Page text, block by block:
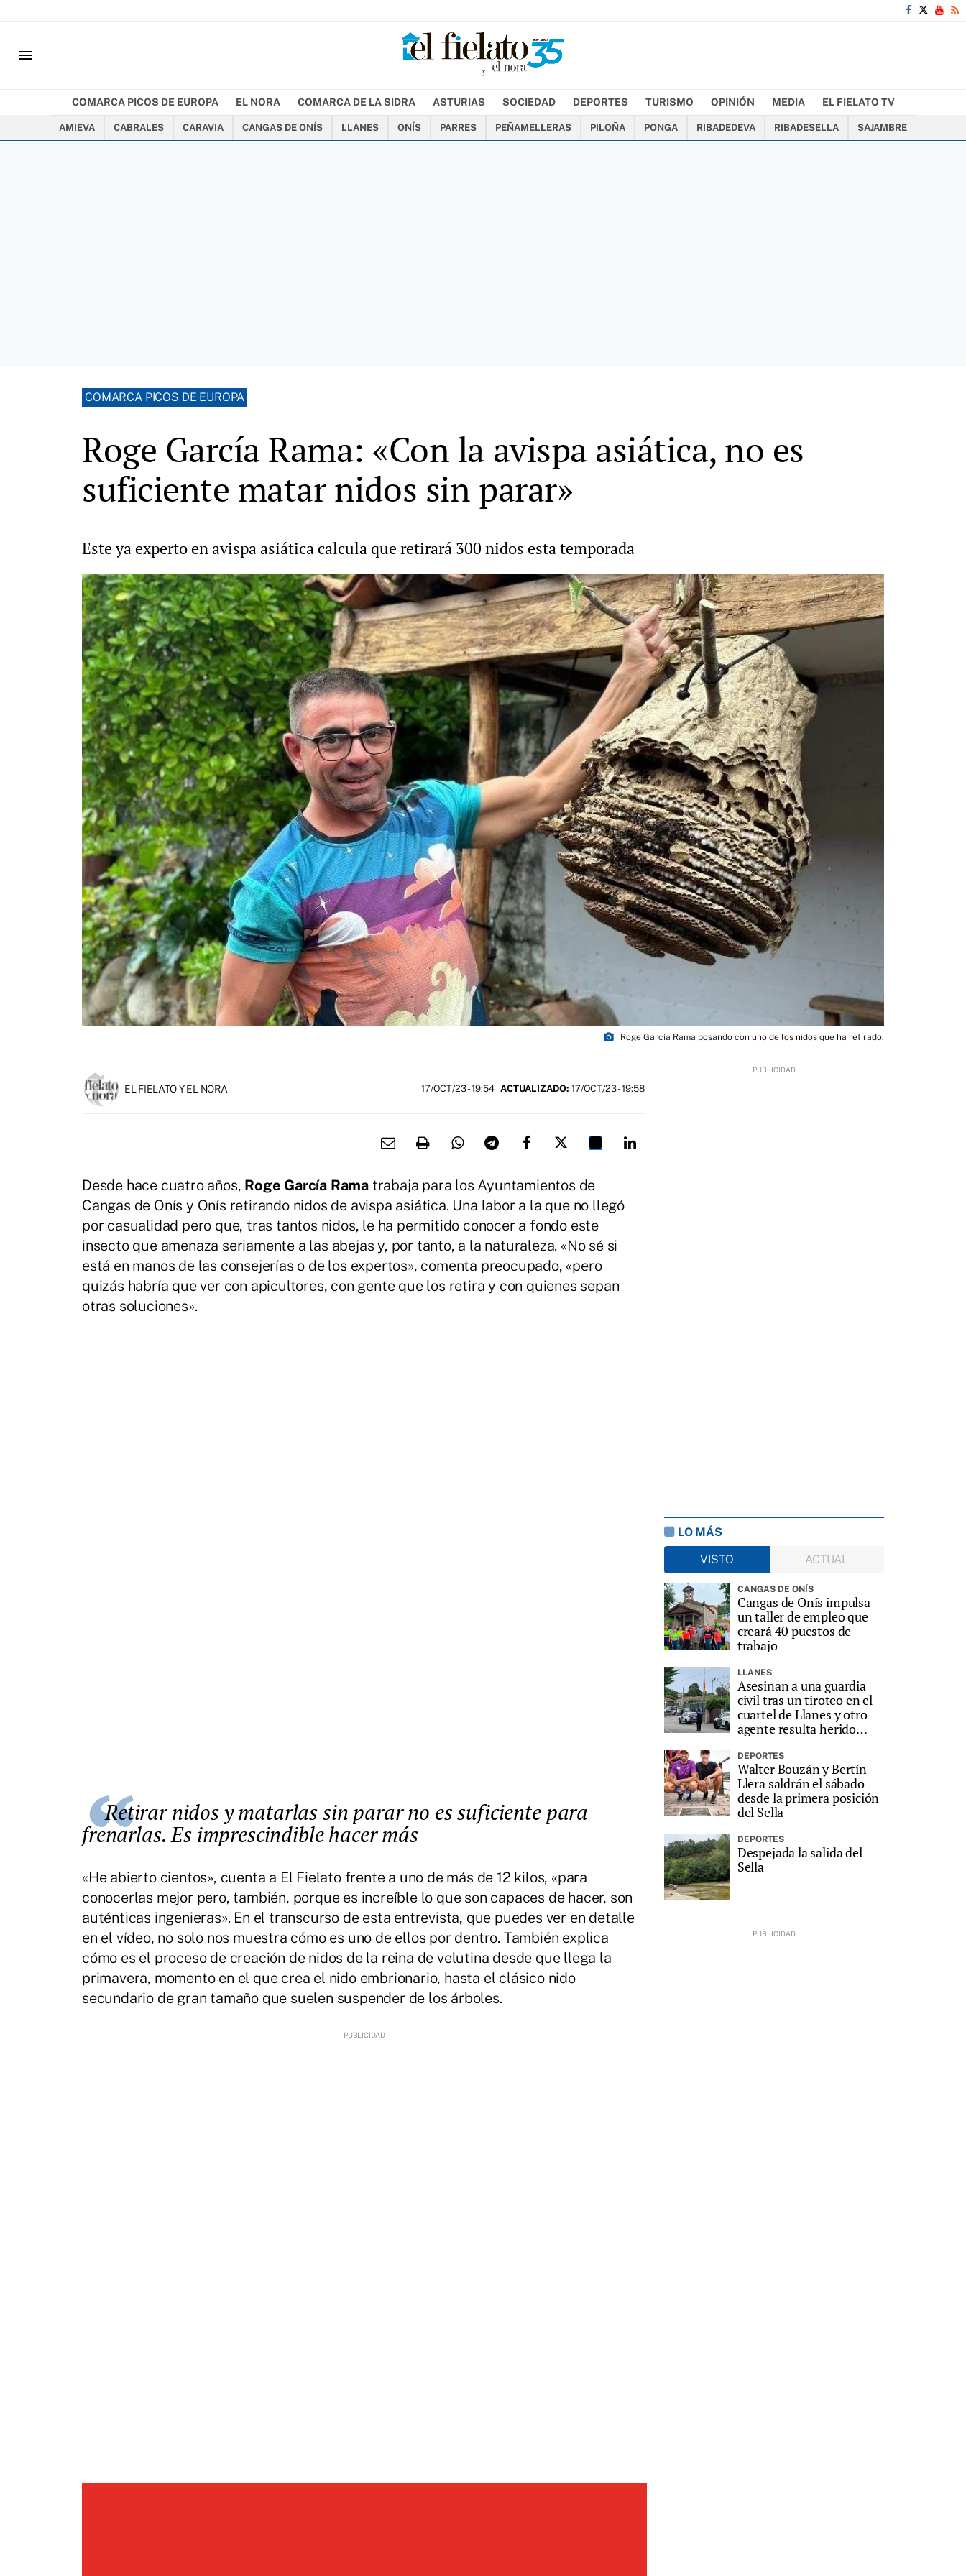
menu
COMARCA PICOS DE EUROPA EL NORA COMARCA DE LA SIDRA ASTURIAS SOCIEDAD DEPORTES TURISMO OPINIÓN MEDIA EL FIELATO TV
AMIEVA CABRALES CARAVIA CANGAS DE ONÍS LLANES ONÍS PARRES PEÑAMELLERAS PILOÑA PONGA RIBADEDEVA RIBADESELLA SAJAMBRE
COMARCA PICOS DE EUROPA
Roge García Rama: «Con la avispa asiática, no es
suficiente matar nidos sin parar»
Este ya experto en avispa asiática calcula que retirará 300 nidos esta temporada
photo_camera Roge García Rama posando con uno de los nidos que ha retirado.
EL FIELATO Y EL NORA 17/OCT/23- 19:54 ACTUALIZADO: 17/OCT/23 - 19:58
Desde hace cuatro años, Roge García Rama trabaja para los Ayuntamientos de
Cangas de Onís y Onís retirando nidos de avispa asiática. Una labor a la que no llegó
por casualidad pero que, tras tantos nidos, le ha permitido conocer a fondo este
insecto que amenaza seriamente a las abejas y, por tanto, a la naturaleza. «No sé si
está en manos de las consejerías o de los expertos», comenta preocupado, «pero
quizás habría que ver con apicultores, con gente que los retira y con quienes sepan
otras soluciones».
Retirar nidos y matarlas sin parar no es suficiente para
frenarlas. Es imprescindible hacer más
«He abierto cientos», cuenta a El Fielato frente a uno de más de 12 kilos, «para
conocerlas mejor pero, también, porque es increíble lo que son capaces de hacer, son
auténticas ingenieras». En el transcurso de esta entrevista, que puedes ver en detalle
en el vídeo, no solo nos muestra cómo es uno de ellos por dentro. También explica
cómo es el proceso de creación de nidos de la reina de velutina desde que llega la
primavera, momento en el que crea el nido embrionario, hasta el clásico nido
secundario de gran tamaño que suelen suspender de los árboles.
LO MÁS
VISTO
ACTUAL
CANGAS DE ONÍS
Cangas de Onís impulsa
un taller de empleo que
creará 40 puestos de
trabajo
LLANES
Asesinan a una guardia
civil tras un tiroteo en el
cuartel de Llanes y otro
agente resulta herido
DEPORTES
Walter Bouzán y Bertín
Llera saldrán el sábado
desde la primera posición
del Sella
DEPORTES
Despejada la salida del
Sella